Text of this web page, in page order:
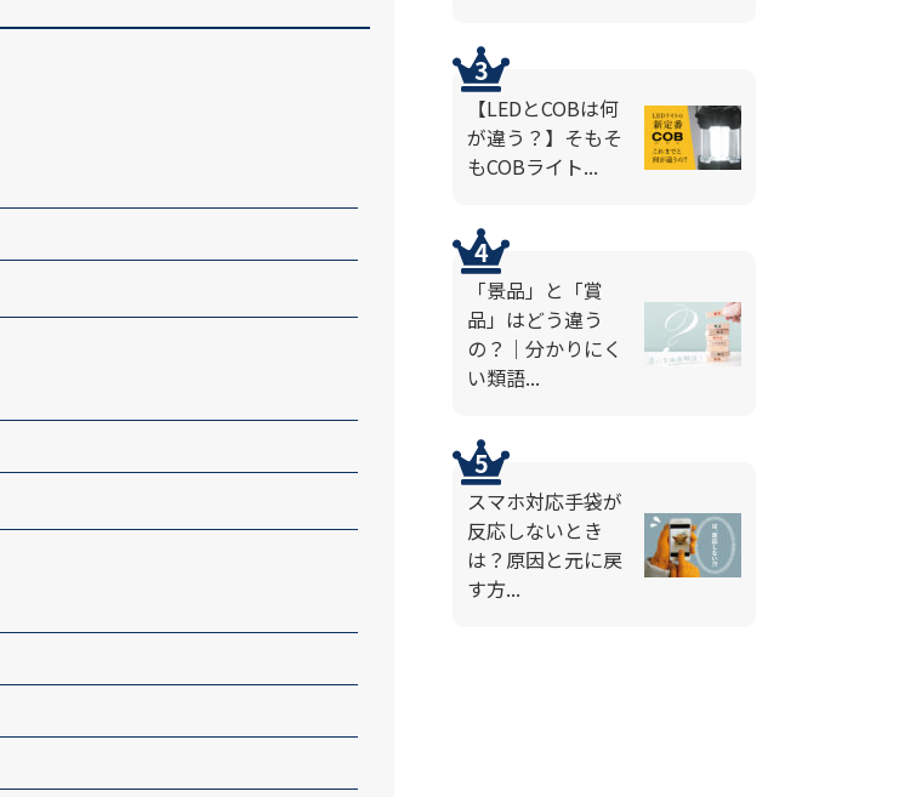
【LEDとCOBは何
が違う？】そもそ
もCOBライト...
「景品」と「賞
品」はどう違う
の？｜分かりにく
い類語...
スマホ対応手袋が
反応しないとき
は？原因と元に戻
す方...